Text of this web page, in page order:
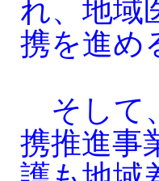
れ、地域
携を進め
そして
携推進事